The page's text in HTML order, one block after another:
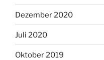
Dezember 2020
Juli 2020
Oktober 2019